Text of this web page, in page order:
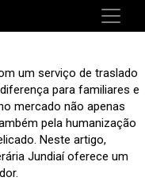
um serviço de traslado
para familiares e
mercado não apenas
pela humanização
Neste artigo,
Jundiaí oferece um